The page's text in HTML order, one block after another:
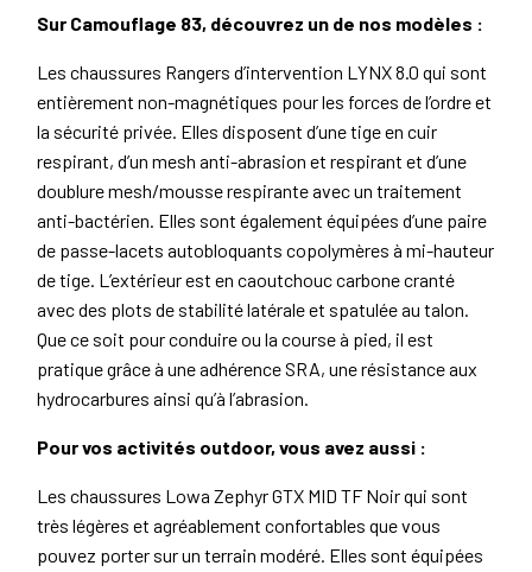
Sur Camouflage 83, découvrez un de nos modèles :
Les chaussures Rangers d’intervention LYNX 8.0 qui sont
entièrement non-magnétiques pour les forces de l’ordre et
la sécurité privée. Elles disposent d’une tige en cuir
respirant, d’un mesh anti-abrasion et respirant et d’une
doublure mesh/mousse respirante avec un traitement
anti-bactérien. Elles sont également équipées d’une paire
de passe-lacets autobloquants copolymères à mi-hauteur
de tige. L’extérieur est en caoutchouc carbone cranté
avec des plots de stabilité latérale et spatulée au talon.
Que ce soit pour conduire ou la course à pied, il est
pratique grâce à une adhérence SRA, une résistance aux
hydrocarbures ainsi qu’à l’abrasion.
Pour vos activités outdoor, vous avez aussi :
Les chaussures Lowa Zephyr GTX MID TF Noir qui sont
très légères et agréablement confortables que vous
pouvez porter sur un terrain modéré. Elles sont équipées